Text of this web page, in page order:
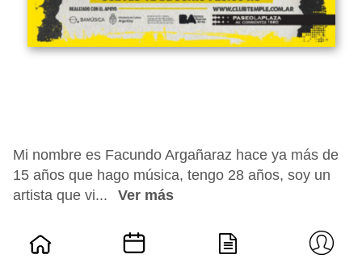
Mi nombre es Facundo Argañaraz hace ya más de
15 años que hago música, tengo 28 años, soy un
artista que vi...
Ver más